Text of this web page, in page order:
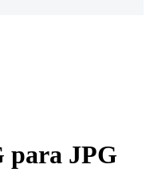
para JPG